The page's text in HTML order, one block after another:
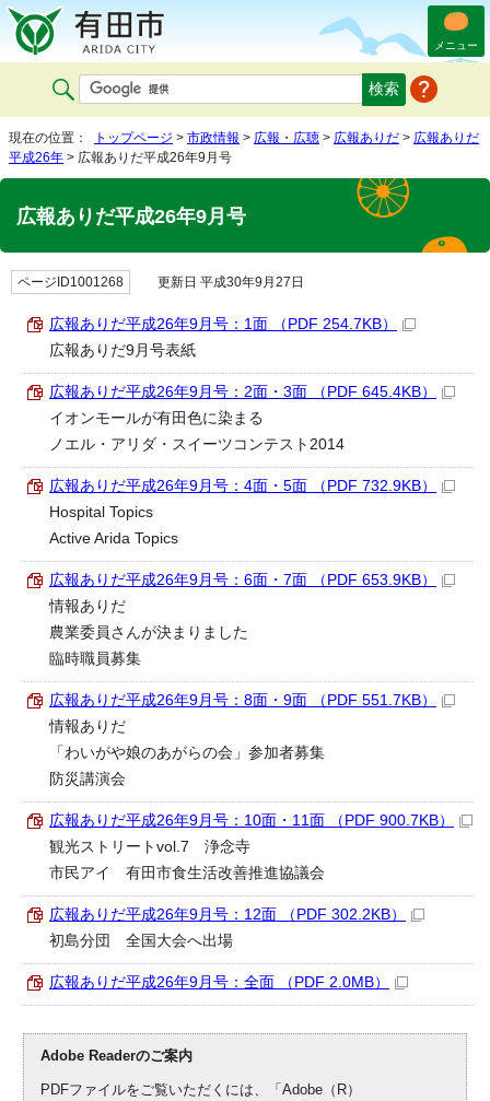
メニュー
現在の位置： トップページ > 市政情報 > 広報・広聴 > 広報ありだ > 広報ありだ
平成26年 > 広報ありだ平成26年9月号
広報ありだ平成26年9月号
ページID1001268 更新日 平成30年9月27日
広報ありだ平成26年9月号：1面 （PDF 254.7KB）
広報ありだ9月号表紙
広報ありだ平成26年9月号：2面・3面 （PDF 645.4KB）
イオンモールが有田色に染まる
ノエル・アリダ・スイーツコンテスト2014
広報ありだ平成26年9月号：4面・5面 （PDF 732.9KB）
Hospital Topics
Active Arida Topics
広報ありだ平成26年9月号：6面・7面 （PDF 653.9KB）
情報ありだ
農業委員さんが決まりました
臨時職員募集
広報ありだ平成26年9月号：8面・9面 （PDF 551.7KB）
情報ありだ
「わいがや娘のあがらの会」参加者募集
防災講演会
広報ありだ平成26年9月号：10面・11面 （PDF 900.7KB）
観光ストリートvol.7 浄念寺
市民アイ 有田市食生活改善推進協議会
広報ありだ平成26年9月号：12面 （PDF 302.2KB）
初島分団 全国大会へ出場
広報ありだ平成26年9月号：全面 （PDF 2.0MB）
Adobe Readerのご案内
PDFファイルをご覧いただくには、「Adobe（R）